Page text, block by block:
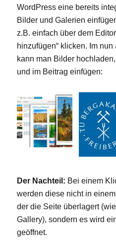
WordPress eine bereits
Bilder und Galerien
z.B. einfach über dem
hinzufügen“ klicken. Im
kann man Bilder
und im Beitrag einfügen:
Der Nachteil: Bei einem
werden diese nicht in
der die Seite überlagert
Gallery), sondern es wird
geöffnet.